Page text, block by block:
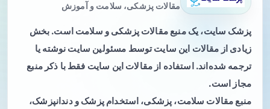
مقالات پزشکی، سلامت و آموزش
پزشک سایت، یک منبع مقالات پزشکی و سلامت است. بخش
زیادی از مقالات این سایت توسط مسئولین سایت نوشته یا
ترجمه شده‌اند. استفاده از مقالات این سایت فقط با ذکر منبع
مجاز است.
منبع مقالات سلامت، پزشکی، استخدام پزشک و دندانپزشک،